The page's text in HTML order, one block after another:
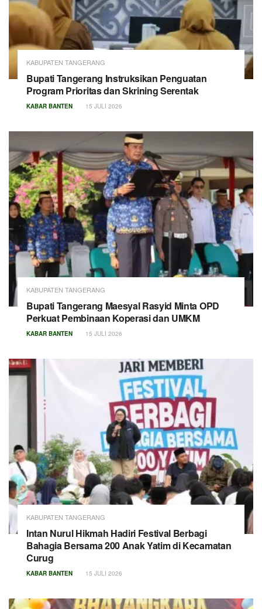
KABUPATEN TANGERANG
Bupati Tangerang Instruksikan Penguatan
Program Prioritas dan Skrining Serentak
KABAR BANTEN 15 JULI 2026
KABUPATEN TANGERANG
Bupati Tangerang Maesyal Rasyid Minta OPD
Perkuat Pembinaan Koperasi dan UMKM
KABAR BANTEN 15 JULI 2026
KABUPATEN TANGERANG
Intan Nurul Hikmah Hadiri Festival Berbagi
Bahagia Bersama 200 Anak Yatim di Kecamatan
Curug
KABAR BANTEN 15 JULI 2026